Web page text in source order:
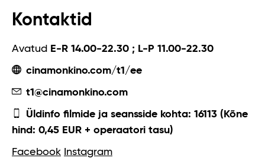
Kontaktid
Avatud E-R 14.00-22.30 ; L-P 11.00-22.30
cinamonkino.com/t1/ee
t1@cinamonkino.com
Üldinfo filmide ja seansside kohta: 16113 (Kõne
hind: 0,45 EUR + operaatori tasu)
Facebook Instagram